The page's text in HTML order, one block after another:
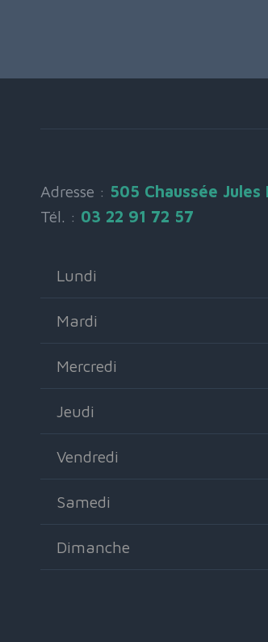
Adresse : 505 Chaussée
Tél. : 03 22 91 72 57
Lundi
Mardi
Mercredi
Jeudi
Vendredi
Samedi
Dimanche